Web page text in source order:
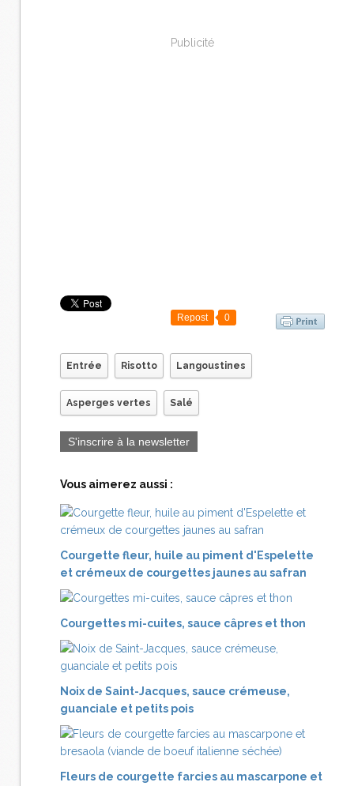
Publicité
Repost 0
Entrée Risotto Langoustines
Asperges vertes Salé
S'inscrire à la newsletter
Vous aimerez aussi :
Courgette fleur, huile au piment d'Espelette
et crémeux de courgettes jaunes au safran
Courgettes mi-cuites, sauce câpres et thon
Noix de Saint-Jacques, sauce crémeuse,
guanciale et petits pois
Fleurs de courgette farcies au mascarpone et